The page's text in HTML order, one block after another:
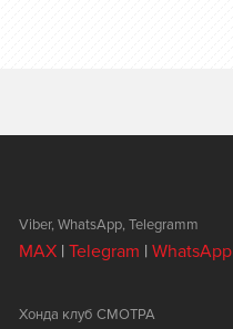
Viber, WhatsApp, Telegramm
MAX |Telegram |WhatsApp
Хонда клуб СМОТРА